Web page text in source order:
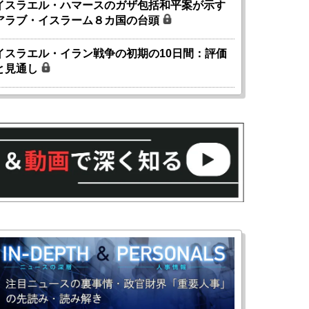
も理解してほしい「極東
年体制」における日米韓安
障協力の意味
泰明
ホルムズ海峡危機で加速したエ
ネルギー転換が「中国依存」に
行き着くリスク
スラエル・ハマースのガザ包括和平案が示す
ラブ・イスラーム８カ国の台頭
スラエル・イラン戦争の初期の10日間：評価
見通し